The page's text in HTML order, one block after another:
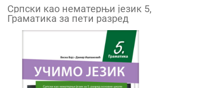
Српски као нематерњи језик 5,
Граматика за пети разред